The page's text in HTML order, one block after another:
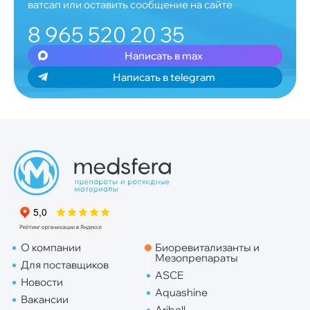
ватсап или оставить сообщение на сайте
8 965 520 20 35
Написать в max
Написать в telegram
О компании
Для поставщиков
Новости
Вакансии
Биоревитализанты и
Мезопрепараты
ASCE
Aquashine